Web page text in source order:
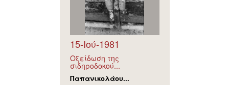
15-Ιού-1981
Οξείδωση της
σιδηροδοκού...
Παπανικολάου...